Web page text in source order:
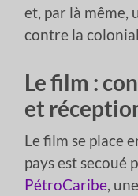
et, par là même,
contre la
Le film :
et
Le film se place
pays est secoué
PétroCaribe,